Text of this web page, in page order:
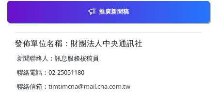
推廣新聞稿
發佈單位名稱：財團法人中央通訊社
新聞聯絡人：訊息服務核稿員
聯絡電話：02-25051180
聯絡信箱： timtimcna@mail.cna.com.tw